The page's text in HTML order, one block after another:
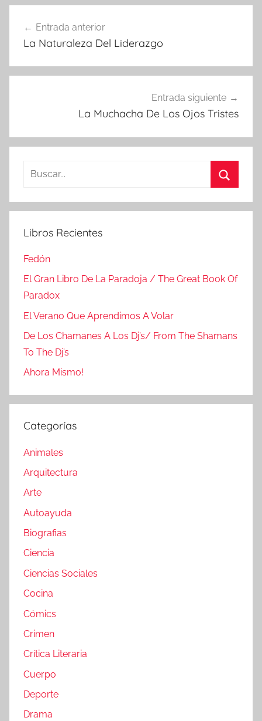
de
Entrada anterior
La Naturaleza Del Liderazgo
Entrada siguiente
La Muchacha De Los Ojos Tristes
Buscar:
Libros Recientes
Fedón
El Gran Libro De La Paradoja / The Great Book Of
Paradox
El Verano Que Aprendimos A Volar
De Los Chamanes A Los Dj’s/ From The Shamans
To The Dj’s
Ahora Mismo!
Categorías
Animales
Arquitectura
Arte
Autoayuda
Biografias
Ciencia
Ciencias Sociales
Cocina
Cómics
Crimen
Crítica Literaria
Cuerpo
Deporte
Drama